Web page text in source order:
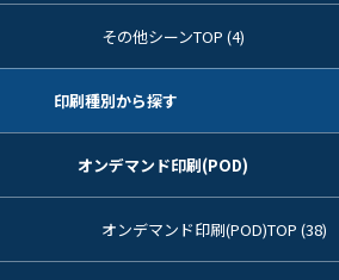
その他シーンTOP (4)
印刷種別から探す
オンデマンド印刷(POD)
オンデマンド印刷(POD)TOP (38)